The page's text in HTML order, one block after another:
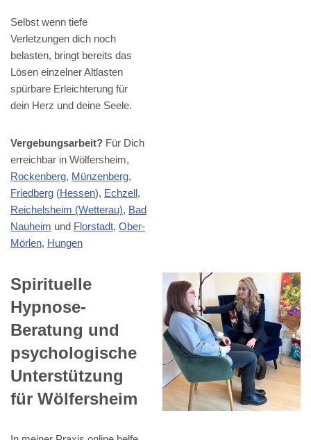
Selbst wenn tiefe
Verletzungen dich noch
belasten, bringt bereits das
Lösen einzelner Altlasten
spürbare Erleichterung für
dein Herz und deine Seele.
Vergebungsarbeit? Für Dich
erreichbar in Wölfersheim,
Rockenberg, Münzenberg,
Friedberg (Hessen), Echzell,
Reichelsheim (Wetterau), Bad
Nauheim und Florstadt, Ober-
Mörlen, Hungen
Spirituelle
Hypnose-
Beratung und
psychologische
Unterstützung
für Wölfersheim